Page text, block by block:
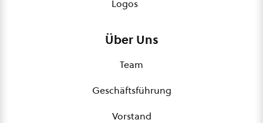
Logos
Über Uns
Team
Geschäftsführung
Vorstand